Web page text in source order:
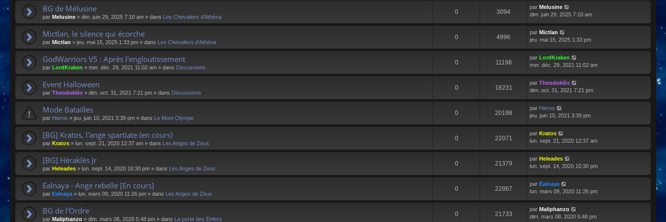
BG de Mélusine
par Melusine » dim. juin 29, 2025 7:10 am » dans Les Chevaliers d'Athéna
0 3094
par Melusine
dim. juin 29, 2025 7:10 am
Mictlan, le silence qui écorche
par Mictlan » jeu. mai 15, 2025 1:33 pm » dans Les Chevaliers d'Athéna
0 4996
par Mictlan
jeu. mai 15, 2025 1:33 pm
GodWarriors V5 : Après l'engloutissement
par LordKraken » mer. déc. 29, 2021 11:02 am » dans Discussions
0 11198
par LordKraken
mer. déc. 29, 2021 11:02 am
Event Halloween
par Theodoklès » dim. oct. 31, 2021 7:21 pm » dans Discussions
0 18231
par Theodoklès
dim. oct. 31, 2021 7:21 pm
Mode Batailles
par Hieros » jeu. juin 10, 2021 3:39 pm » dans Le Mont Olympe
0 20198
par Hieros
jeu. juin 10, 2021 3:39 pm
[BG] Kratos, l'ange spartiate (en cours)
par Kratos » lun. sept. 21, 2020 12:37 am » dans Les Anges de Zeus
0 22071
par Kratos
lun. sept. 21, 2020 12:37 am
[BG] Héraklès Jr
par Heleades » lun. sept. 14, 2020 10:30 pm » dans Les Anges de Zeus
0 21379
par Heleades
lun. sept. 14, 2020 10:30 pm
Ealnaya - Ange rebelle [En cours]
par Ealnaya» lun. mars 09, 2020 11:26 pm » dans Les Anges de Zeus
0 22867
par Ealnaya
lun. mars 09, 2020 11:26 pm
BG de l'Ordre
par Maliphanzo » dim. mars 08, 2020 5:48 pm » dans La porte des Enfers
0 21733
par Maliphanzo
dim. mars 08, 2020 5:48 pm